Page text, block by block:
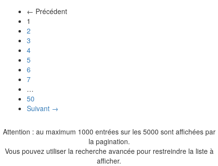
← Précédent
1
2
3
4
5
6
7
…
50
Suivant →
Attention : au maximum 1000 entrées sur les 5000 sont affichées par
la pagination.
Vous pouvez utiliser la recherche avancée pour restreindre la liste à
afficher.